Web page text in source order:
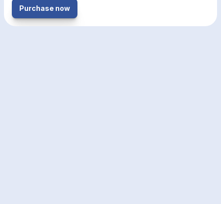
Purchase now